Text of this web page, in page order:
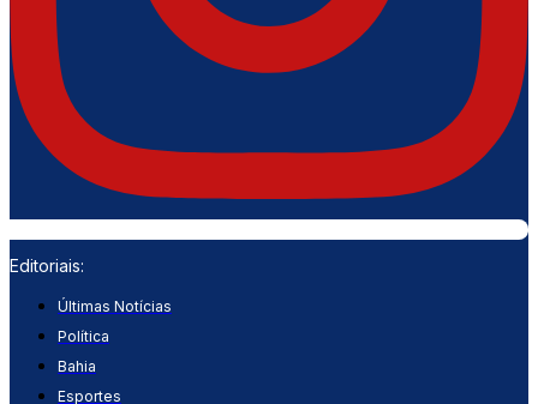
Editoriais:
Últimas Notícias
Política
Bahia
Esportes